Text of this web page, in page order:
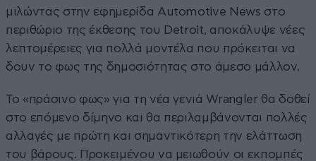
μιλώντας στην εφημερίδα Automotive News στο
περιθώριο της έκθεσης του Detroit, αποκάλυψε νέες
λεπτομέρειες για πολλά μοντέλα που πρόκειται να
δουν το φως της δημοσιότητας στο άμεσο μάλλον.
Το «πράσινο φως» για τη νέα γενιά Wrangler θα δοθεί
στο επόμενο δίμηνο και θα περιλαμβάνονται πολλές
αλλαγές με πρώτη και σημαντικότερη την ελάττωση
του βάρους. Προκειμένου να μειωθούν οι εκπομπές